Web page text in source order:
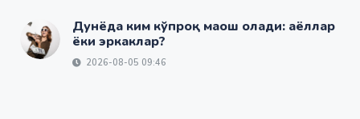
Дунёда ким кўпроқ маош олади: аёллар
ёки эркаклар?
2026-08-05 09:46